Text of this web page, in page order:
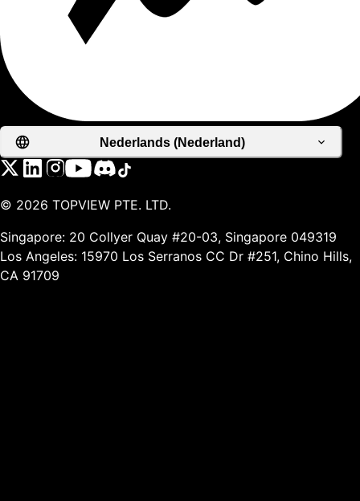
Nederlands (Nederland)
© 2026 TOPVIEW PTE. LTD.
Singapore: 20 Collyer Quay #20-03, Singapore 049319
Los Angeles: 15970 Los Serranos CC Dr #251, Chino Hills,
CA 91709